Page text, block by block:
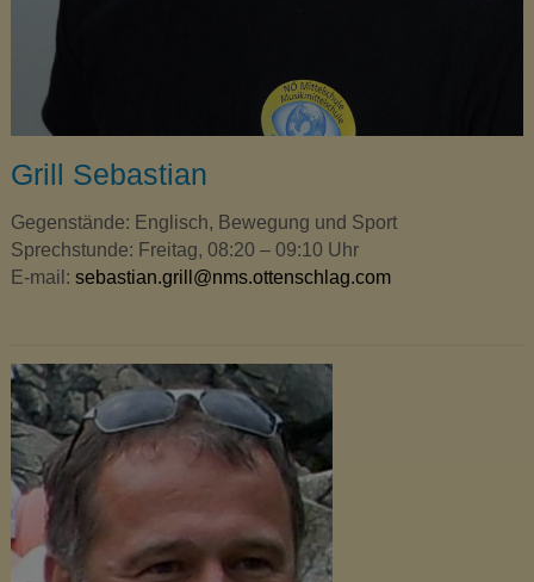
Grill Sebastian
Gegenstände: Englisch, Bewegung und Sport
Sprechstunde: Freitag, 08:20 – 09:10 Uhr
E-mail: sebastian.grill@nms.ottenschlag.com